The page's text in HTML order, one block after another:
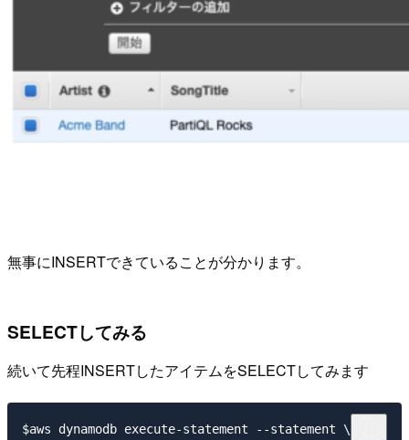
無事にINSERTできていることが分かります。
SELECTしてみる
続いて先程INSERTしたアイテムをSELECTしてみます
$aws dynamodb execute-statement --statement \